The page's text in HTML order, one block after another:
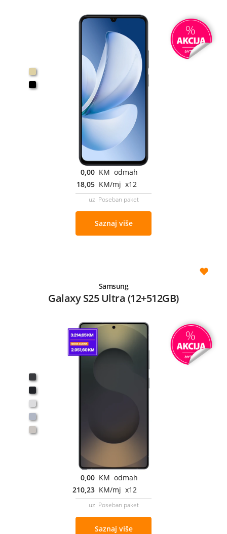
0,00 KM odmah
18,05 KM/mj x12
uz Poseban paket
Saznaj više
Samsung
Galaxy S25 Ultra (12+512GB)
0,00 KM odmah
210,23 KM/mj x12
uz Poseban paket
Saznaj više